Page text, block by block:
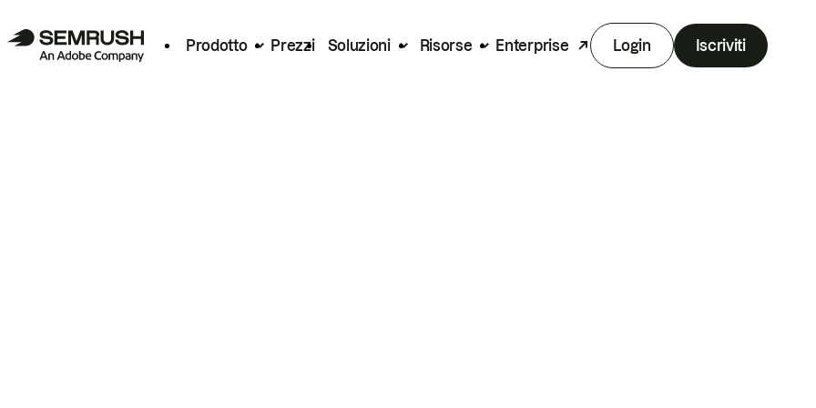
Prodotto Prezzi Soluzioni Risorse Enterprise Login Iscriviti